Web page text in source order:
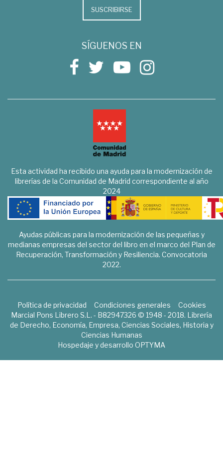
SUSCRIBIRSE
SÍGUENOS EN
Esta actividad ha recibido una ayuda para la modernización de
librerías de la Comunidad de Madrid correspondiente al año
2024
Ayudas públicas para la modernización de las pequeñas y
medianas empresas del sector del libro en el marco del Plan de
Recuperación, Transformación y Resiliencia. Convocatoria
2022.
Política de privacidad Condiciones generales
Cookies
Marcial Pons Librero S.L. - B82947326 © 1948 - 2018. Librería
de Derecho, Economía, Empresa, Ciencias Sociales, Historia y
Ciencias Humanas
Hospedaje y desarrollo OPTYMA